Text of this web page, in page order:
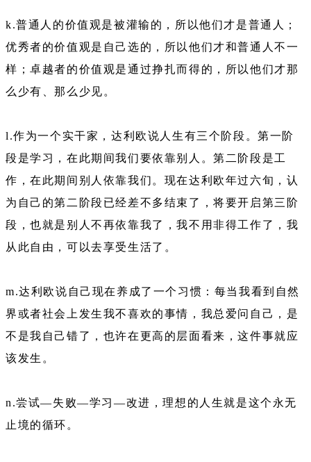
k.普通人的价值观是被灌输的，所以他们才是普通人；
优秀者的价值观是自己选的，所以他们才和普通人不一
样；卓越者的价值观是通过挣扎而得的，所以他们才那
么少有、那么少见。
l.作为一个实干家，达利欧说人生有三个阶段。第一阶
段是学习，在此期间我们要依靠别人。第二阶段是工
作，在此期间别人依靠我们。现在达利欧年过六旬，认
为自己的第二阶段已经差不多结束了，将要开启第三阶
段，也就是别人不再依靠我了，我不用非得工作了，我
从此自由，可以去享受生活了。
m.达利欧说自己现在养成了一个习惯：每当我看到自然
界或者社会上发生我不喜欢的事情，我总爱问自己，是
不是我自己错了，也许在更高的层面看来，这件事就应
该发生。
n.尝试—失败—学习—改进，理想的人生就是这个永无
止境的循环。